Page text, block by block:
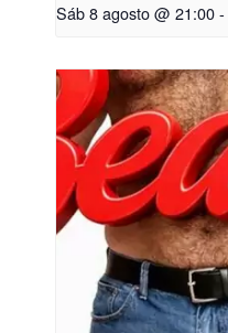
Sáb 8 agosto @ 21:00-